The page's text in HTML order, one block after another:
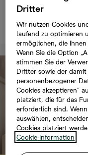
Zimmer,
Dritter
Wir nutzen Cookies
laufend zu optimieren
ermöglichen, die
Wenn Sie die Option
stimmen Sie der
Dritter sowie der
personenbezogener
Cookies akzeptieren“
platziert, die für das
erforderlich sind.
auswählen,
Cookies platziert
Cookie-Information